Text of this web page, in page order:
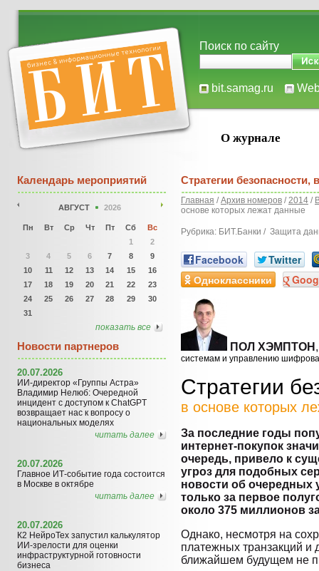
Поиск по сайту
bit.samag.ru
О журнале
Календарь мероприятий
АВГУСТ 2026
Пн Вт Ср Чт Пт Сб
Вс
1
2
3
4 5 6 7 8
9
10
11 12 13 14 15
16
17
18 19 20 21 22
23
24
25 26 27 28 29
30
31
показать все
Новости партнеров
20.07.2026
ИИ-директор «Группы Астра»
Владимир Нелюб: Очередной
инцидент с доступом к ChatGPT
возвращает нас к вопросу о
национальных моделях
читать далее
20.07.2026
Главное ИТ-событие года состоится
в Москве в октябре
читать далее
20.07.2026
К2 НейроТех запустил калькулятор
ИИ-зрелости для оценки
инфраструктурной готовности
бизнеса
Стратегии
Главная /Архив номеров /2014 /
основе которых лежат данные
Рубрика: БИТ.Банки / Защита
Facebook
Twitter
Одноклассники
ПОЛ ХЭМПТОН
системам и управлению
Стратегии
в основе которых
За последние годы
интернет-покупок
очередь, привело к
угроз для подобных
новости об очередных
только за первое
около 375 миллионов
Однако, несмотря на
платежных транзакций и
ближайшем будущем не